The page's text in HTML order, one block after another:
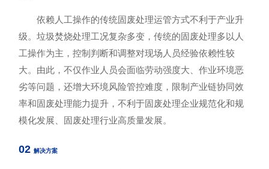
依赖人工操作的传统固废处理运管方式不利于产业升
级。垃圾焚烧处理工况复杂多变，传统的固废处理多以人
工操作为主，控制判断和调整对现场人员经验依赖性较
大。由此，不仅作业人员会面临劳动强度大、作业环境恶
劣等问题，还增大环境风险管控难度，限制产业链协同效
率和固废处理能力提升，不利于固废处理企业规范化和规
模化发展、固废处理行业高质量发展。
02 解决方案